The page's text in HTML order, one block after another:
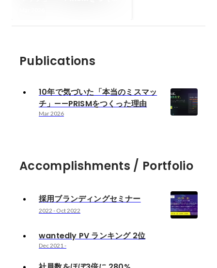
Publications
10年で気づいた「本当のミスマッ
チ」——PRISMをつくった理由
Mar 2026
Accomplishments / Portfolio
採用ブランディングセミナー
2022 - Oct 2022
wantedly PV ランキング 2位
Dec 2021-